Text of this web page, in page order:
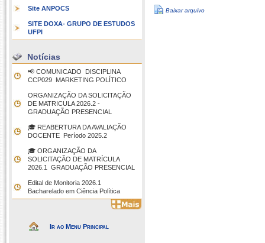
Site ANPOCS
SITE DOXA- GRUPO DE ESTUDOS
UFPI
Notícias
📢 COMUNICADO  DISCIPLINA
CCP029  MARKETING POLÍTICO
ORGANIZAÇÃO DA SOLICITAÇÃO
DE MATRICULA 2026.2 -
GRADUAÇÃO PRESENCIAL
🎓 REABERTURA DA AVALIAÇÃO
DOCENTE  Período 2025.2
🎓 ORGANIZAÇÃO DA
SOLICITAÇÃO DE MATRÍCULA
2026.1  GRADUAÇÃO PRESENCIAL
Edital de Monitoria 2026.1 
Bacharelado em Ciência Política
Ir ao Menu Principal
Baixar arquivo